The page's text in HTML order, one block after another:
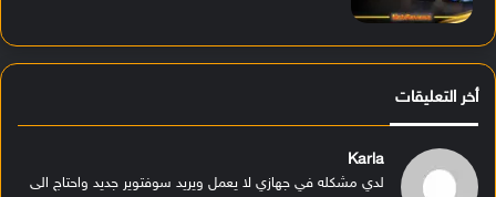
أخر التعليقات
Karla
لدي مشكله في جهازي لا يعمل ويريد سوفتوير جديد واحتاج الى